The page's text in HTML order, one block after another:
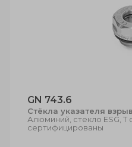
GN 743.6
Стёкла указателя
Алюминий, стекло ESG, Т
сертифицированы